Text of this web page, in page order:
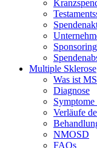
Sponsoring
Multiple Sklerose
Was ist
Diagnose
Verläufe
NMOSD
FAQs